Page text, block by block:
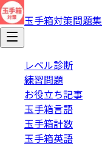
玉手箱対策問題集
レベル診断
練習問題
お役立ち記事
玉手箱言語
玉手箱計数
玉手箱英語